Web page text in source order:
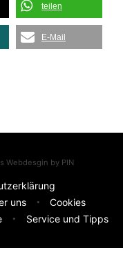
teilen
E-Mail
Webdesgin by PIN
uns
Cookies
Service und Tipps